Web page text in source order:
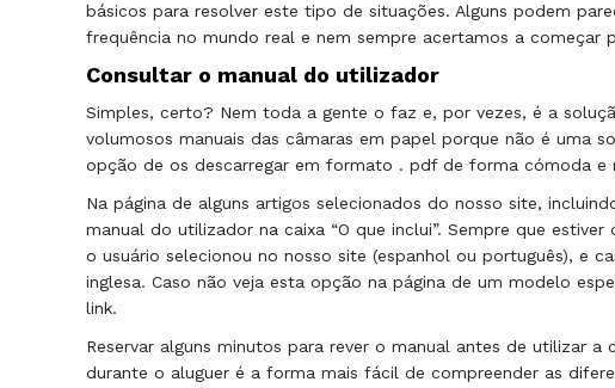
básicos para resolver este tipo de situações. Alguns podem
frequência no mundo real e nem sempre acertamos a começar
Consultar o manual do utilizador
Simples, certo? Nem toda a gente o faz e, por vezes, é a
volumosos manuais das câmaras em papel porque não é uma
opção de os descarregar em formato . pdf de forma cómoda e
Na página de alguns artigos selecionados do nosso site,
manual do utilizador na caixa “O que inclui”. Sempre que
o usuário selecionou no nosso site (espanhol ou português), e
inglesa. Caso não veja esta opção na página de um modelo
link.
Reservar alguns minutos para rever o manual antes de utilizar
durante o aluguer é a forma mais fácil de compreender as